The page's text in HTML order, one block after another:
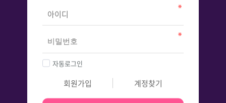
자동로그인
회원가입 계정찾기